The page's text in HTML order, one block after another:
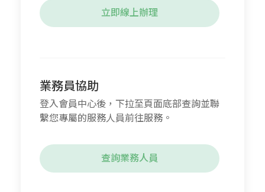
立即線上辦理
業務員協助
登入會員中心後，下拉至頁面底部查詢並聯
繫您專屬的服務人員前往服務。
查詢業務人員